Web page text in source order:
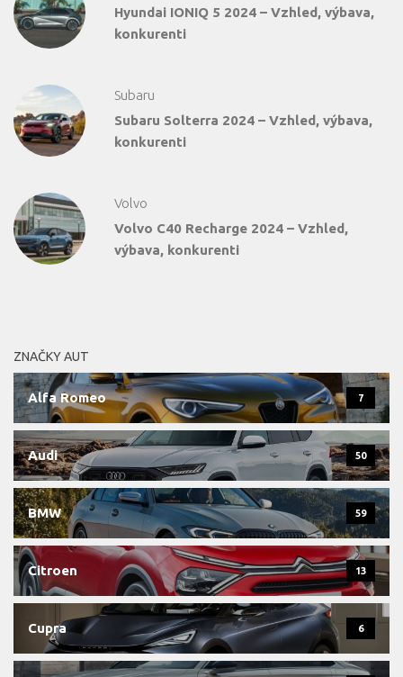
Hyundai IONIQ 5 2024 – Vzhled, výbava,
konkurenti
Subaru
Subaru Solterra 2024 – Vzhled, výbava,
konkurenti
Volvo
Volvo C40 Recharge 2024 – Vzhled,
výbava, konkurenti
ZNAČKY AUT
Alfa Romeo 7
Audi 50
BMW 59
Citroen 13
Cupra 6